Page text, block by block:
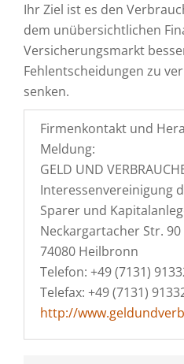
Ihr Ziel ist es den
dem unübersichtlichen
Versicherungsmarkt
Fehlentscheidungen zu
senken.
Firmenkontakt und
Meldung:
GELD UND
Interessenvereinigung
Sparer und
Neckargartacher Str. 90
74080 Heilbronn
Telefon: +49 (7131)
Telefax: +49 (7131)
http://